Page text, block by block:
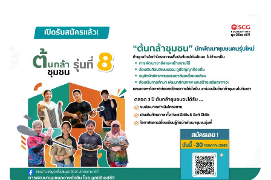
เองคืออะไรจนกระทั่งวันหนึ่งได้พบกับแรงบันดาลใจที่เปลี่ยน
เส้นทางชีวิต วันนี้ “นัท” จักรกฤษ บุญมี ได้เข้าสู่วิชาชีพสถาปนิก
อย่างเต็มตัว ส่วน “ดีน” ซอลาฮูดดีน ต่วนลอเซ็ง กำลังทำงานใน
ตำแหน่ง Aircraft Mechanic 3 บริษัท การบินไทย จำกัด
(มหาชน) ทั้งสองคนคือรุ่นพี่นักเรียนทุนมูลนิธิเอสซีจีที่กลับมา
แบ่งปันประสบการณ์ชีวิตให้กับรุ่นน้องในกิจกรรม “ติดอาวุธโค้ง
สุดท้าย” เพื่อเตรียมความพร้อมก่อนก้าวสู่โลกการทำงานจริง
แม้เส้นทางชีวิตจะแตกต่างกัน แต่บทเรียนสำคัญที่ทั้งคู่ส่งต่อ
กลับเหมือนกัน นั่นคือ “การรู้จักตัวเอง” หรือ Self-Awareness